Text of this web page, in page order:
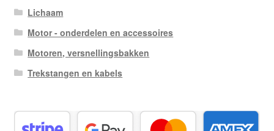
Lichaam
Motor - onderdelen en accessoires
Motoren, versnellingsbakken
Trekstangen en kabels